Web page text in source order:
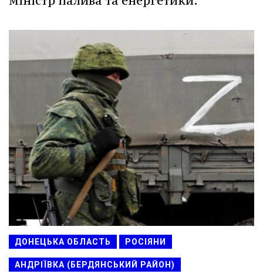
ДОНЕЦЬКА ОБЛАСТЬ РОСІЯНИ
АНДРІЇВКА (БЕРДЯНСЬКИЙ РАЙОН)